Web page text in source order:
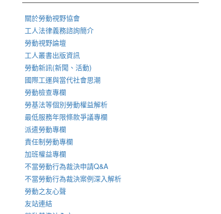
關於勞動視野協會
工人法律義務諮詢簡介
勞動視野論壇
工人叢書出版資訊
勞動新訊(新聞、活動)
國際工運與當代社會思潮
勞動檢查專欄
勞基法等個別勞動權益解析
最低服務年限條款爭議專欄
派遣勞動專欄
責任制勞動專欄
加班權益專欄
不當勞動行為裁決申請Q&A
不當勞動行為裁決案例深入解析
勞動之友心聲
友站連結